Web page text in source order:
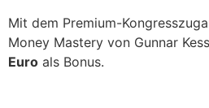
Mit dem Premium-
Money Mastery von Gunnar
Euro als Bonus.